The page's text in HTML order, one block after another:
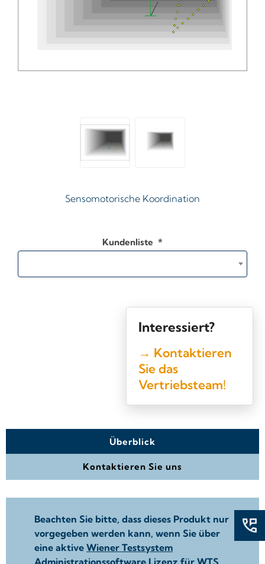
Sensomotorische Koordination
Kundenliste *
Interessiert?
→ Kontaktieren
Sie das
Vertriebsteam!
Überblick
Kontaktieren Sie uns
Beachten Sie bitte, dass dieses Produkt nur
vorgegeben werden kann, wenn Sie über
eine aktive Wiener Testsystem
Administrationssoftware Lizenz für WTS